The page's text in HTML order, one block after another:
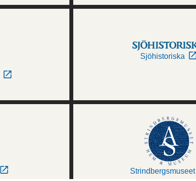
Sjöhistoriska
Strindbergsmuseet